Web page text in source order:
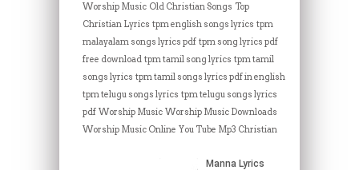
Worship Music Old Christian Songs Top
Christian Lyrics tpm english songs lyrics tpm
malayalam songs lyrics pdf tpm song lyrics pdf
free download tpm tamil song lyrics tpm tamil
songs lyrics tpm tamil songs lyrics pdf in english
tpm telugu songs lyrics tpm telugu songs lyrics
pdf Worship Music Worship Music Downloads
Worship Music Online You Tube Mp3 Christian